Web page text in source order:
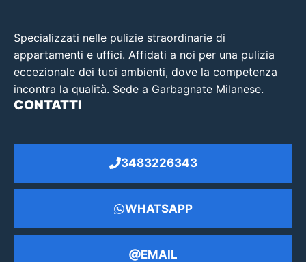
Specializzati nelle pulizie straordinarie di
appartamenti e uffici. Affidati a noi per una pulizia
eccezionale dei tuoi ambienti, dove la competenza
incontra la qualità. Sede a Garbagnate Milanese.
CONTATTI
3483226343
WHATSAPP
EMAIL